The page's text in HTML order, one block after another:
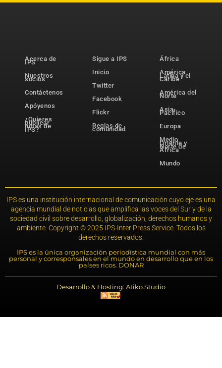
Acerca de
IPS
Nuestros
socios
Contáctenos
Apóyenos
¿Quieres
publicar
notas de
IPS?
Sigue a IPS
Inicio
Twitter
Facebook
Flickr
Reglas de
comunidad
África
América
Latina y el
Caribe
América del
Norte
Asia-
Pacífico
Europa
Medio
Oriente y
Norte de
África
Mundo
IPS es una institución internacional de comunicación cuyo eje es una
agencia mundial de noticias que amplifica las voces del Sur y de la
sociedad civil sobre desarrollo, globalización, derechos humanos y
ambiente. Copyright © 2025 IPS-Inter Press Service. Todos los
derechos reservados.
IPS es la única organización periodística mundial con más
personal y corresponsales en el mundo en desarrollo que en los
países ricos. DONAR
Desarrollo & Hosting: Atiko.Studio